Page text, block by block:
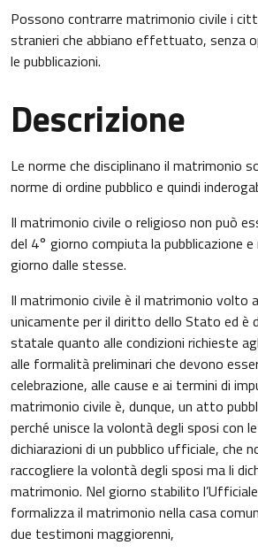
Possono contrarre matrimonio civile i
stranieri che abbiano effettuato, senza
le pubblicazioni.
Descrizione
Le norme che disciplinano il matrimonio
norme di ordine pubblico e quindi
Il matrimonio civile o religioso non può
del 4° giorno compiuta la pubblicazione
giorno dalle stesse.
Il matrimonio civile è il matrimonio volto
unicamente per il diritto dello Stato ed è
statale quanto alle condizioni richieste
alle formalità preliminari che devono
celebrazione, alle cause e ai termini di
matrimonio civile è, dunque, un atto
perché unisce la volontà degli sposi con
dichiarazioni di un pubblico ufficiale, che
raccogliere la volontà degli sposi ma li
matrimonio. Nel giorno stabilito
formalizza il matrimonio nella casa
due testimoni maggiorenni,